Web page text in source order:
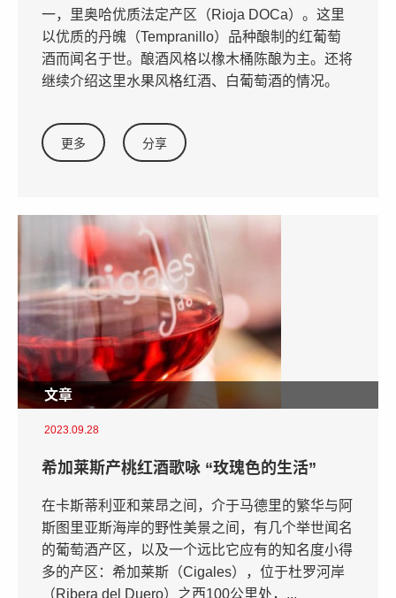
一，里奥哈优质法定产区（Rioja DOCa）。这里
以优质的丹魄（Tempranillo）品种酿制的红葡萄
酒而闻名于世。酿酒风格以橡木桶陈酿为主。还将
继续介绍这里水果风格红酒、白葡萄酒的情况。
更多 分享
文章
2023.09.28
希加莱斯产桃红酒歌咏 “玫瑰色的生活”
在卡斯蒂利亚和莱昂之间，介于马德里的繁华与阿
斯图里亚斯海岸的野性美景之间，有几个举世闻名
的葡萄酒产区，以及一个远比它应有的知名度小得
多的产区：希加莱斯（Cigales），位于杜罗河岸
（Ribera del Duero）之西100公里处，...